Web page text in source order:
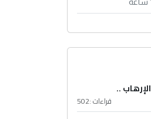
..
قراءات :502